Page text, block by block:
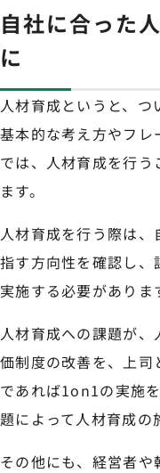
自社に合った
に
人材育成というと、つ
基本的な考え方やフ
では、人材育成を行う
ます。
人材育成を行う際は
指す方向性を確認し、
実施する必要がありま
人材育成への課題が
価制度の改善を、上
であれば1on1の実施
題によって人材育成の
その他にも、経営者